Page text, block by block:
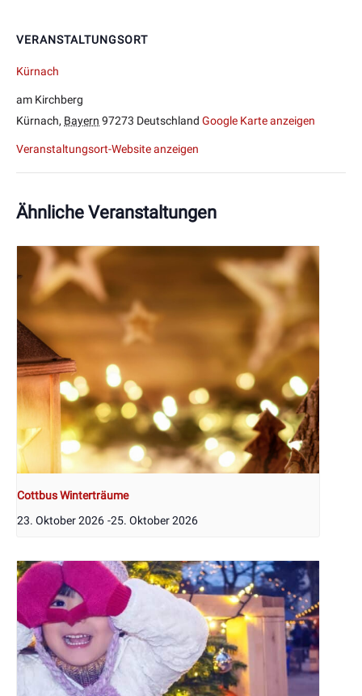
VERANSTALTUNGSORT
Kürnach
am Kirchberg
Kürnach, Bayern 97273 Deutschland Google Karte anzeigen
Veranstaltungsort-Website anzeigen
Ähnliche Veranstaltungen
Cottbus Winterträume
23. Oktober 2026 -25. Oktober 2026